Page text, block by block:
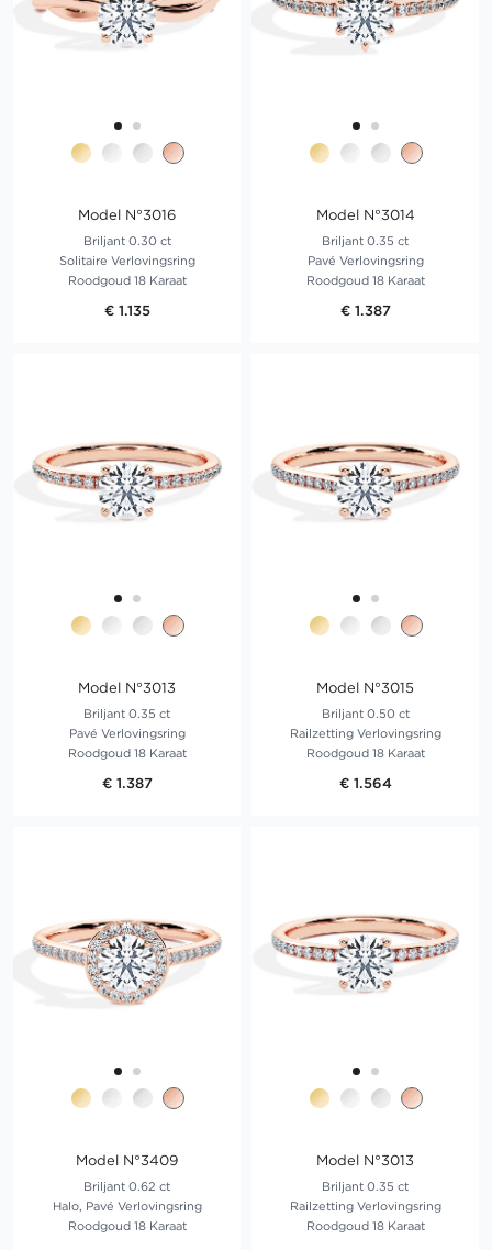
Model N°3016
Briljant 0.30 ct
Solitaire Verlovingsring
Roodgoud 18 Karaat
€ 1.135
Model N°3014
Briljant 0.35 ct
Pavé Verlovingsring
Roodgoud 18 Karaat
€ 1.387
Model N°3013
Briljant 0.35 ct
Pavé Verlovingsring
Roodgoud 18 Karaat
€ 1.387
Model N°3015
Briljant 0.50 ct
Railzetting Verlovingsring
Roodgoud 18 Karaat
€ 1.564
Model N°3409
Briljant 0.62 ct
Halo, Pavé Verlovingsring
Roodgoud 18 Karaat
Model N°3013
Briljant 0.35 ct
Railzetting Verlovingsring
Roodgoud 18 Karaat